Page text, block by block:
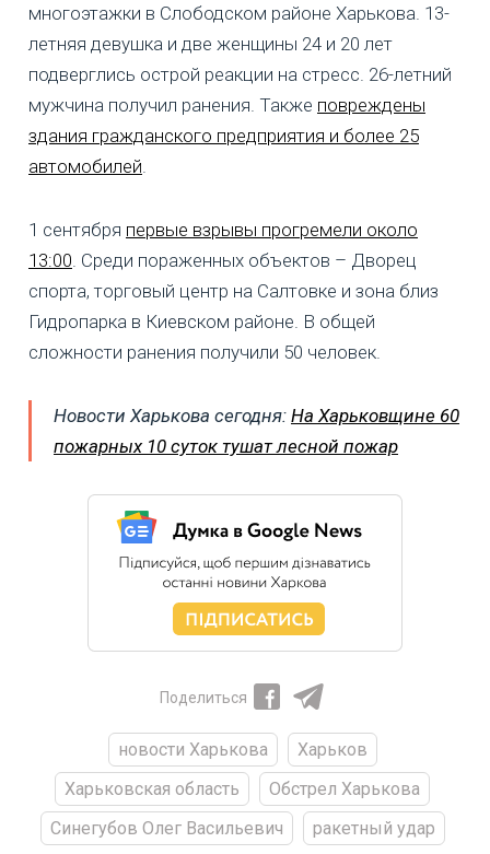
многоэтажки в Слободском районе Харькова. 13-
летняя девушка и две женщины 24 и 20 лет
подверглись острой реакции на стресс. 26-летний
мужчина получил ранения. Также повреждены
здания гражданского предприятия и более 25
автомобилей.
1 сентября первые взрывы прогремели около
13:00. Среди пораженных объектов – Дворец
спорта, торговый центр на Салтовке и зона близ
Гидропарка в Киевском районе. В общей
сложности ранения получили 50 человек.
Новости Харькова сегодня: На Харьковщине 60
пожарных 10 суток тушат лесной пожар
Поделиться
новости Харькова
Харьков
Харьковская область
Обстрел Харькова
Синегубов Олег Васильевич
ракетный удар